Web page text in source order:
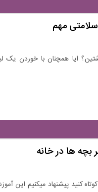
مهم
ایا همچنان با خوردن یک
ها در خانه
کنید پیشنهاد میکنیم این